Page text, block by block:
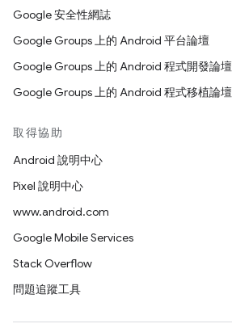
Google 安全性網誌
Google Groups 上的 Android 平台論壇
Google Groups 上的 Android 程式開發論壇
Google Groups 上的 Android 程式移植論壇
取得協助
Android 說明中心
Pixel 說明中心
www.android.com
Google Mobile Services
Stack Overflow
問題追蹤工具